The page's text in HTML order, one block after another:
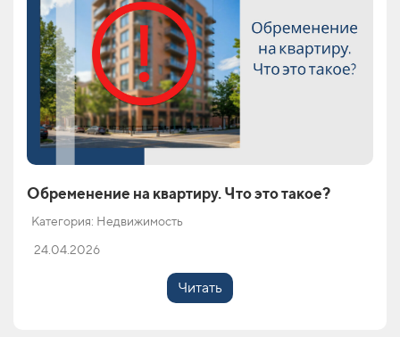
Обременение на квартиру. Что это такое?
Категория: Недвижимость
24.04.2026
Читать